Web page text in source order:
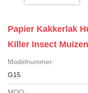
Papier Kakkerlak
Killer Insect
Modelnummer:
G15